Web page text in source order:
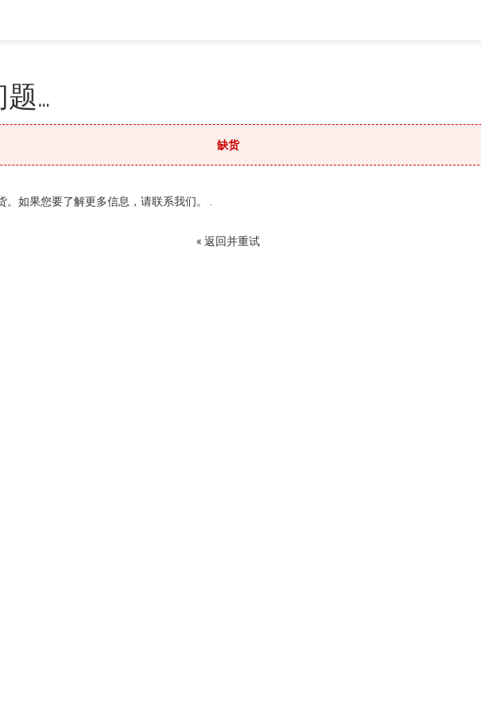
…
缺货
如果您要了解更多信息，请联系我们。 .
« 返回并重试